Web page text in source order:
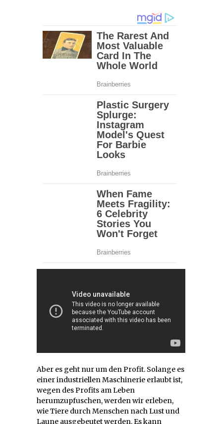
Aber es geht nur um den Profit. Solange es
einer industriellen Maschinerie erlaubt ist,
wegen des Profits am Leben
herumzupfuschen, werden wir erleben,
wie Tiere durch Menschen nach Lust und
Laune ausgebeutet werden. Es kann